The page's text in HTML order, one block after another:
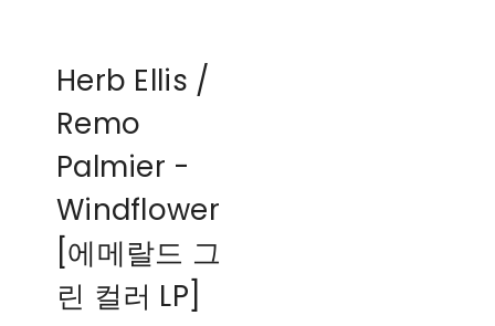
Herb Ellis /
Remo
Palmier -
Windflower
[에메랄드 그
린 컬러 LP]